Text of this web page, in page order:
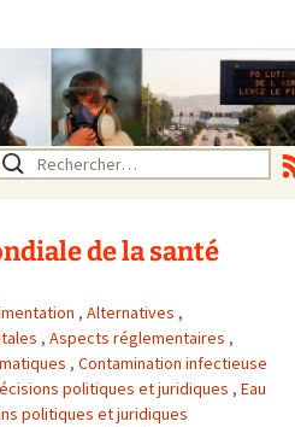
Rechercher :
de la santé
, Alternatives ,
, Aspects réglementaires ,
, Contamination infectieuse
politiques et juridiques , Eau
politiques et juridiques